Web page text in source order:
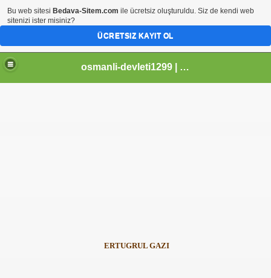
osmanli-devleti1299 | Osmanli Devleti | osmanli padisahlari | osmanli vezirleri | Osmanli Ansiklopedi Bilgileri
ERTUGRUL GAZI
Bu web sitesi Bedava-Sitem.com ile ücretsiz oluşturuldu. Siz de kendi web
sitenizi ister misiniz?
ÜCRETSIZ KAYIT OL